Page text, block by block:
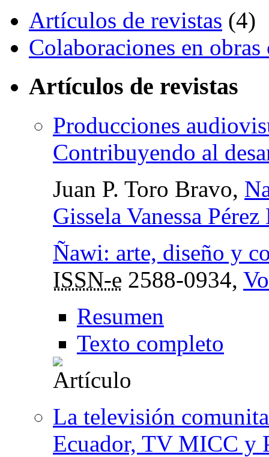
Artículos de revistas (4)
Colaboraciones en
Artículos de revistas
Producciones
Contribuyendo al
Juan P. Toro Bravo,
Gissela Vanessa
Ñawi: arte, diseño y
ISSN-e 2588-0934,
Resumen
Texto completo
La televisión
Ecuador, TV MICC y